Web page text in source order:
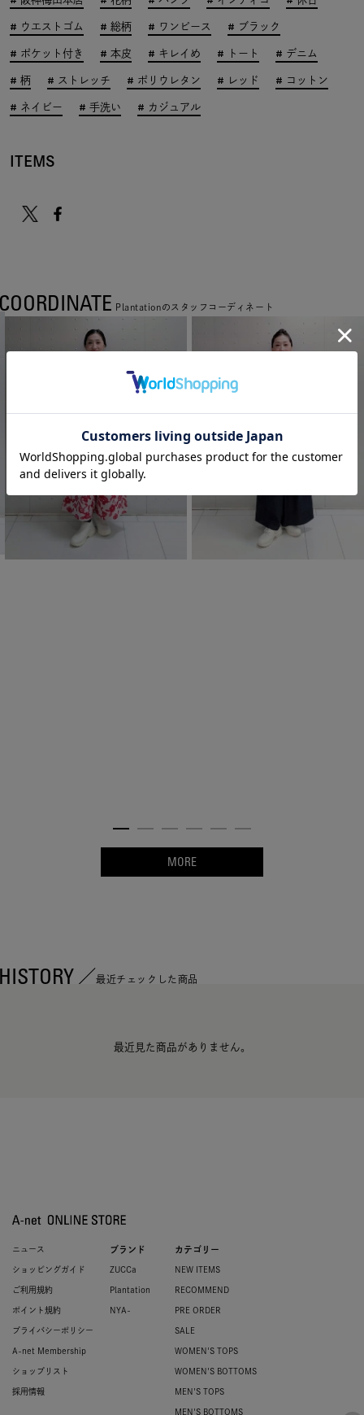
ウエストゴム 総柄 ワンピース ブラック
ポケット付き 本皮 キレイめ トート デニム
柄 ストレッチ ポリウレタン レッド コットン
ネイビー 手洗い カジュアル
ITEMS
Plantationのスタッフコーディネート
MORE
最近チェックした商品
最近見た商品がありません。
ニュース
ショッピングガイド
ご利用規約
ポイント規約
プライバシーポリシー
A-net Membership
ショップリスト
採用情報
ブランド
ZUCCa
Plantation
NYA-
カテゴリー
NEW ITEMS
RECOMMEND
PRE ORDER
SALE
WOMEN'S TOPS
WOMEN'S BOTTOMS
MEN'S TOPS
MEN'S BOTTOMS